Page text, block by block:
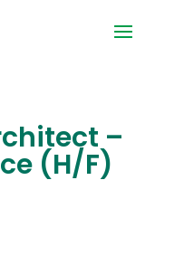
–
(H/F)